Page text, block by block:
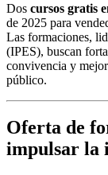
Dos cursos gratis
de 2025 para
Las formaciones,
(IPES), buscan
convivencia y
público.
Oferta de
impulsar la